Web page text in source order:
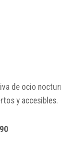
de ocio
y accesibles.